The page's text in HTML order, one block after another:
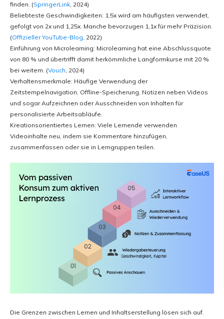
finden. (SpringerLink, 2024)
Beliebteste Geschwindigkeiten: 1,5x wird am häufigsten verwendet,
gefolgt von 2x und 1,25x. Manche bevorzugen 1,1x für mehr Präzision.
(Offizieller YouTube-Blog, 2022)
Einführung von Microlearning: Microlearning hat eine Abschlussquote
von 80 % und übertrifft damit herkömmliche Langformkurse mit 20 %
bei weitem. (Vouch, 2024)
Verhaltensmerkmale: Häufige Verwendung der
Zeitstempelnavigation, Offline-Speicherung, Notizen neben Videos
und sogar Aufzeichnen oder Ausschneiden von Inhalten für
personalisierte Arbeitsabläufe.
Kreationsorientiertes Lernen: Viele Lernende verwenden
Videoinhalte neu, indem sie Kommentare hinzufügen,
zusammenfassen oder sie in Lerngruppen teilen.
Die Grenzen zwischen Lernen und Inhaltserstellung lösen sich auf.